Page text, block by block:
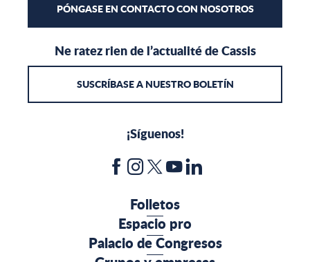
PÓNGASE EN CONTACTO CON NOSOTROS
Ne ratez rien de l’actualité de Cassis
SUSCRÍBASE A NUESTRO BOLETÍN
¡Síguenos!
Folletos
Espacio pro
Palacio de Congresos